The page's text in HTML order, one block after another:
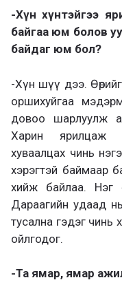
-Хүн хүнтэйгээ
байгаа юм болов
байдаг юм бол?
-Хүн шүү дээ.
оршихуйгаа
довоо шарлуулж
Харин ярилцаж
хуваалцах чинь
хэрэгтэй баймаар
хийж байлаа. Нэг
Дараагийн удаад
тусална гэдэг чинь
ойлгодог.
-Та ямар, ямар